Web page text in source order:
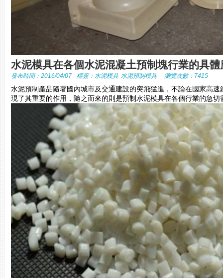
水泥模具在各個水泥混凝土預制塊行業的具體
發布時間：2016/04/07 標簽： 水泥模具 水泥預制模具 瀏覽次數：7415
水泥預制產品隨著國內城市及交通建設的突飛猛進，不論在國家高
現了其重要的作用，隨之而來的則是預制水泥模具在各個行業的急切